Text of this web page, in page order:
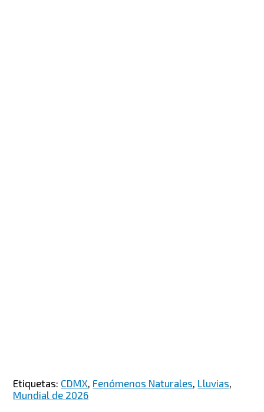
Etiquetas: CDMX Fenómenos Naturales Lluvias
Mundial de 2026